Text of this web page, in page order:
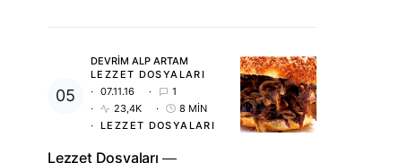
DEVRIM ALP ARTAM
LEZZET DOSYALARI
07.11.16
1
23,4K
8 MIN
LEZZET DOSYALARI
Lezzet Dosyaları